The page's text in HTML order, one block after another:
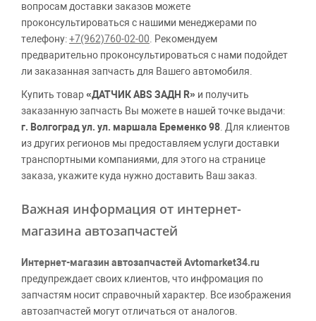
вопросам доставки заказов можете
проконсультироваться с нашими менеджерами по
телефону:+7(962)760-02-00 . Рекомендуем
предварительно проконсультироваться с нами подойдет
ли заказанная запчасть для Вашего автомобиля.
Купить товар«ДАТЧИК ABS ЗАДН R» и получить
заказанную запчасть Вы можете в нашей точке выдачи:
г. Волгоград ул. ул. маршала Еременко 98 . Для клиентов
из других регионов мы предоставляем услуги доставки
транспортными компаниями, для этого на странице
заказа, укажите куда нужно доставить Ваш заказ.
Важная информация от интернет-
магазина автозапчастей
Интернет-магазин автозапчастей Avtomarket34.ru
предупреждает своих клиентов, что инфромация по
запчастям носит справочный характер. Все изображения
автозапчастей могут отличаться от аналогов.